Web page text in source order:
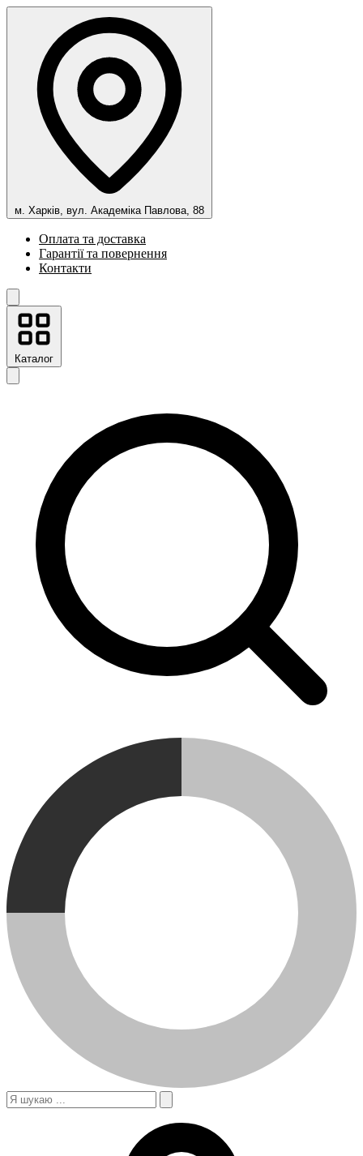
м. Харків, вул. Академіка Павлова, 88
Оплата та доставка
Гарантії та повернення
Контакти
Каталог